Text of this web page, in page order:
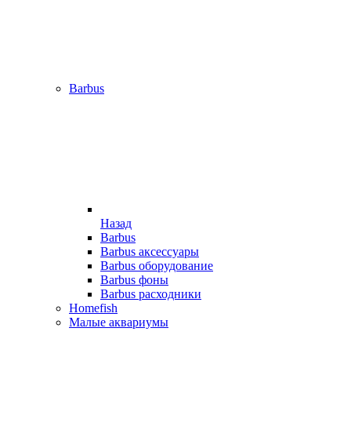
Barbus
Назад
Barbus
Barbus аксессуары
Barbus оборудование
Barbus фоны
Barbus расходники
Homefish
Малые аквариумы